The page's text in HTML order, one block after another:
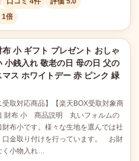
1倍
布 小 ギフト プレゼント おしゃ
小銭入れ 敬老の日 母の日 父の
マス ホワイトデー 赤 ピンク 緑
受取対応商品】【楽天BOX受取対象商
財布 小 商品説明 丸いフォルムの
財布小です。様々な生地を選んでは社
口金取り付けを行っています。 お財
く小物入れ…